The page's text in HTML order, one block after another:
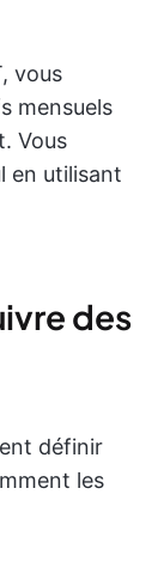
vous
mensuels
Vous
en utilisant
des
définir
les